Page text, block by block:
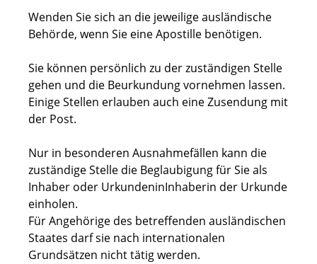
Wenden Sie sich an die jeweilige ausländische
Behörde, wenn Sie eine Apostille benötigen.
Sie können persönlich zu der zuständigen Stelle
gehen und die Beurkundung vornehmen lassen.
Einige Stellen erlauben auch eine Zusendung mit
der Post.
Nur in besonderen Ausnahmefällen kann die
zuständige Stelle die Beglaubigung für Sie als
Inhaber oder UrkundeninInhaberin der Urkunde
einholen.
Für Angehörige des betreffenden ausländischen
Staates darf sie nach internationalen
Grundsätzen nicht tätig werden.